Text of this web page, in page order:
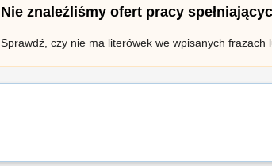
Nie znaleźliśmy ofert pracy
Sprawdź, czy nie ma literówek we wpisanych frazach